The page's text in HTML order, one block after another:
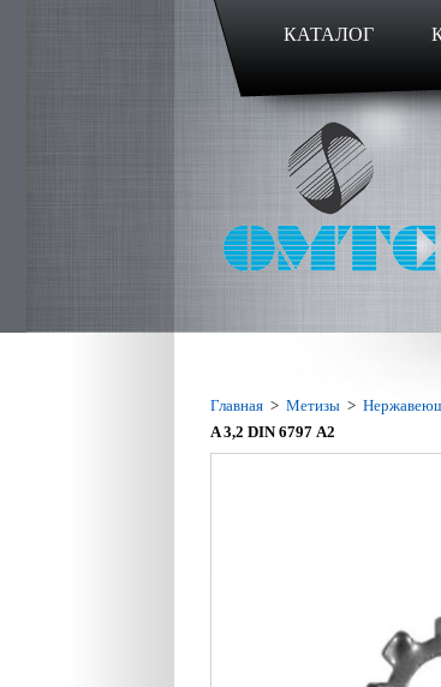
КАТАЛОГ
Главная > Метизы >
A 3,2 DIN 6797 А2